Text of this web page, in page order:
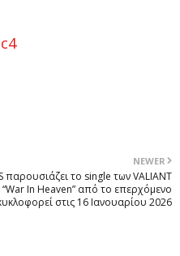
NEWER
παρουσιάζει το single των VALIANT
“War In Heaven” από το επερχόμενο
στις 16 Ιανουαρίου 2026